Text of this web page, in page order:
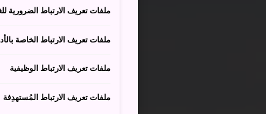
ملفات تعريف الارتباط الضرورية
ملفات تعريف الارتباط الخاصة
ملفات تعريف الارتباط الوظيفية
ملفات تعريف الارتباط المُستهدِفة